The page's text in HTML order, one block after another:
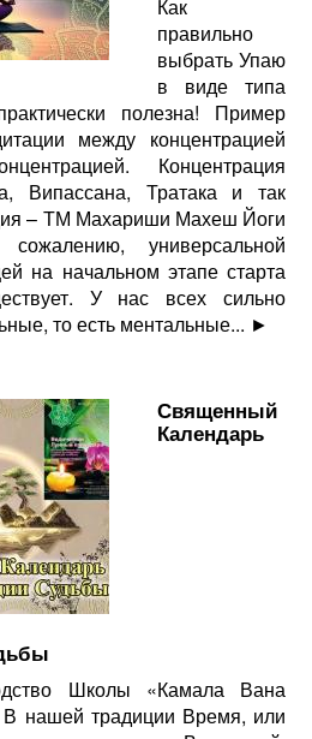
Как
правильно
выбрать Упаю
в виде типа
полезна! Пример
между концентрацией
Концентрация
Випассана, Тратака и так
– ТМ Махариши Махеш Йоги
универсальной
на начальном этапе старта
У нас всех сильно
то есть ментальные... ►
Священный
Календарь
Школы «Камала Вана
нашей традиции Время, или